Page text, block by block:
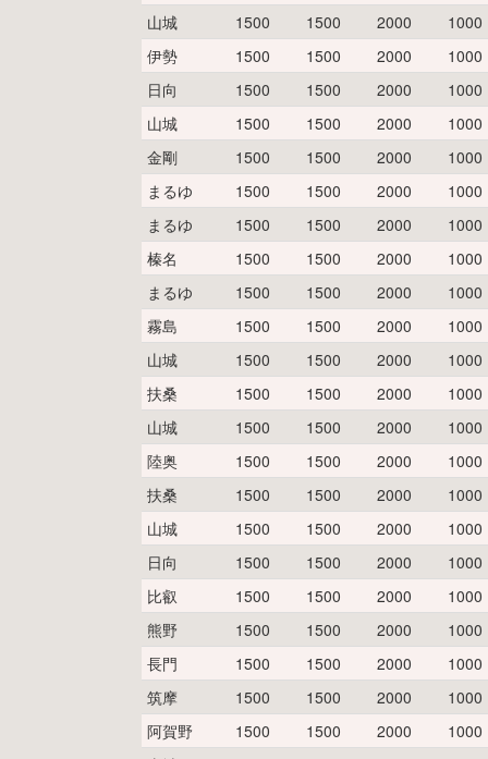
山城
1500 1500 2000
1000
伊勢
1500 1500 2000
1000
日向
1500 1500 2000
1000
山城
1500 1500 2000
1000
金剛
1500 1500 2000
1000
まるゆ
1500 1500 2000
1000
まるゆ
1500 1500 2000
1000
榛名
1500 1500 2000
1000
まるゆ
1500 1500 2000
1000
霧島
1500 1500 2000
1000
山城
1500 1500 2000
1000
扶桑
1500 1500 2000
1000
山城
1500 1500 2000
1000
陸奥
1500 1500 2000
1000
扶桑
1500 1500 2000
1000
山城
1500 1500 2000
1000
日向
1500 1500 2000
1000
比叡
1500 1500 2000
1000
熊野
1500 1500 2000
1000
長門
1500 1500 2000
1000
筑摩
1500 1500 2000
1000
阿賀野
1500 1500 2000
1000